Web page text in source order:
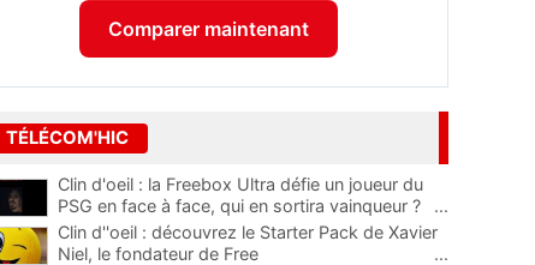
Comparer maintenant
TÉLÉCOM'HIC
Clin d'oeil : la Freebox Ultra défie un joueur du
PSG en face à face, qui en sortira vainqueur ?
...
Clin d''oeil : découvrez le Starter Pack de Xavier
Niel, le fondateur de Free
...